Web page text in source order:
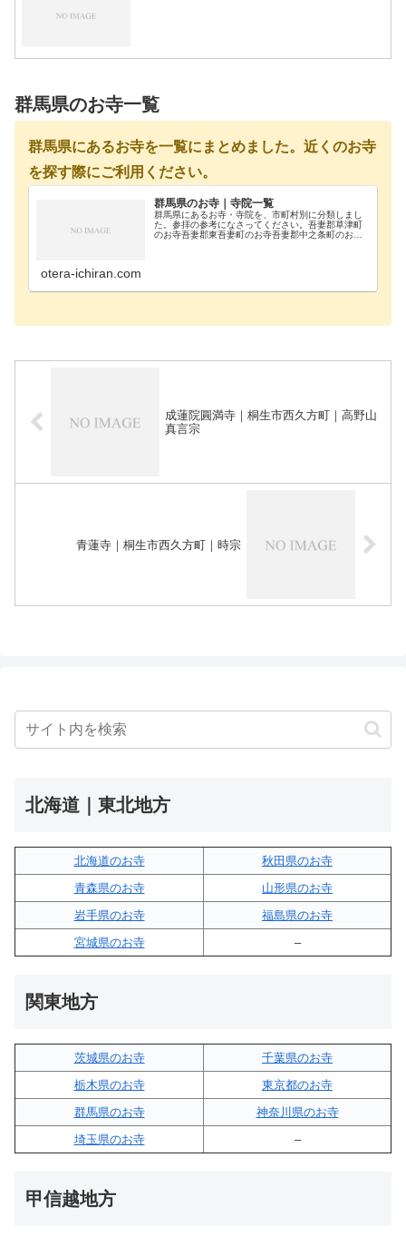
群馬県のお寺一覧
群馬県にあるお寺を一覧にまとめました。近くのお寺
を探す際にご利用ください。
群馬県のお寺｜寺院一覧
群馬県にあるお寺・寺院を、市町村別に分類しまし
た。参拝の参考になさってください。吾妻郡草津町
のお寺吾妻郡東吾妻町のお寺吾妻郡中之条町のお寺
otera-ichiran.com
成蓮院圓満寺｜桐生市西久方町｜高野山
真言宗
青蓮寺｜桐生市西久方町｜時宗
北海道｜東北地方
北海道のお寺
秋田県のお寺
青森県のお寺
山形県のお寺
岩手県のお寺
福島県のお寺
宮城県のお寺
–
関東地方
茨城県のお寺
千葉県のお寺
栃木県のお寺
東京都のお寺
群馬県のお寺
神奈川県のお寺
埼玉県のお寺
–
甲信越地方